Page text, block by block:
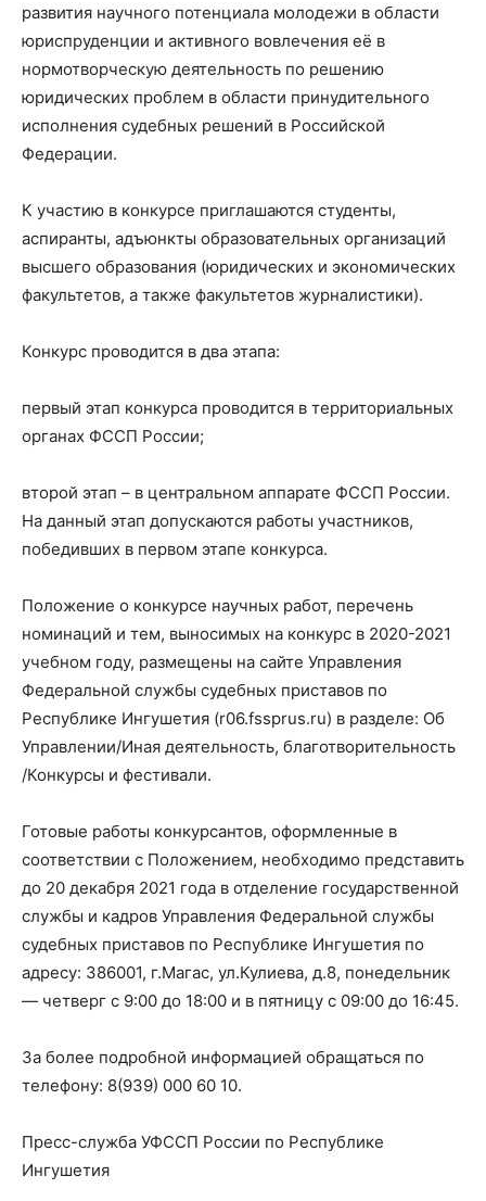
развития научного потенциала молодежи в области
юриспруденции и активного вовлечения её в
нормотворческую деятельность по решению
юридических проблем в области принудительного
исполнения судебных решений в Российской
Федерации.
К участию в конкурсе приглашаются студенты,
аспиранты, адъюнкты образовательных организаций
высшего образования (юридических и экономических
факультетов, а также факультетов журналистики).
Конкурс проводится в два этапа:
первый этап конкурса проводится в территориальных
органах ФССП России;
второй этап – в центральном аппарате ФССП России.
На данный этап допускаются работы участников,
победивших в первом этапе конкурса.
Положение о конкурсе научных работ, перечень
номинаций и тем, выносимых на конкурс в 2020-2021
учебном году, размещены на сайте Управления
Федеральной службы судебных приставов по
Республике Ингушетия (r06.fssprus.ru) в разделе: Об
Управлении/Иная деятельность, благотворительность
/Конкурсы и фестивали.
Готовые работы конкурсантов, оформленные в
соответствии с Положением, необходимо представить
до 20 декабря 2021 года в отделение государственной
службы и кадров Управления Федеральной службы
судебных приставов по Республике Ингушетия по
адресу: 386001, г.Магас, ул.Кулиева, д.8, понедельник
— четверг с 9:00 до 18:00 и в пятницу с 09:00 до 16:45.
За более подробной информацией обращаться по
телефону: 8(939) 000 60 10.
Пресс-служба УФССП России по Республике
Ингушетия